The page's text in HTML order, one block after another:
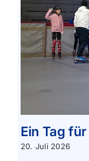
Ein Tag
20. Juli 2026